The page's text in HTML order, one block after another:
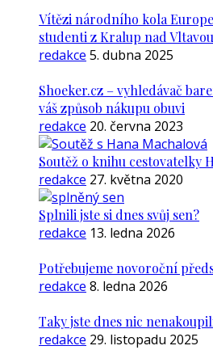
Vítězi národního kola
studenti z Kralup nad Vltavou
redakce 5. dubna 2025
Shoeker.cz – vyhledávač
váš způsob nákupu obuvi
redakce 20. června 2023
Soutěž o knihu cestovatelky
redakce 27. května 2020
Splnili jste si dnes svůj sen?
redakce 13. ledna 2026
Potřebujeme novoroční
redakce 8. ledna 2026
Taky jste dnes nic
redakce 29. listopadu 2025